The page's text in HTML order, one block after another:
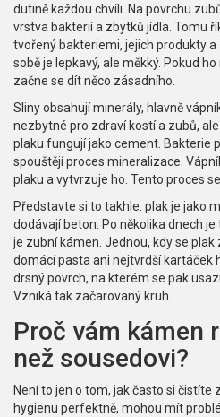
dutině každou chvíli. Na povrchu
vrstva bakterií a zbytků jídla. Tomu
tvořený bakteriemi, jejich produkty
sobě je lepkavý, ale měkký. Pokud
začne se dít něco zásadního.
Sliny obsahují minerály, hlavně
nezbytné pro zdraví kostí a zubů,
plaku fungují jako cement. Bakterie
spouštějí proces mineralizace.
plaku a vytvrzuje ho. Tento proces
Představte si to takhle: plak je jako
dodávají beton. Po několika dnech
je zubní kámen. Jednou, kdy se plak
domácí pasta ani nejtvrdší kartáček
drsný povrch, na kterém se pak
Vzniká tak začarovaný kruh.
Proč vám kámen
než sousedovi?
Není to jen o tom, jak často si čistíte
hygienu perfektně, mohou mít